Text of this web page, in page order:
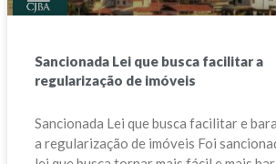
Sancionada Lei que busca facilitar a
regularização de imóveis
Sancionada Lei que busca facilitar e
a regularização de imóveis Foi